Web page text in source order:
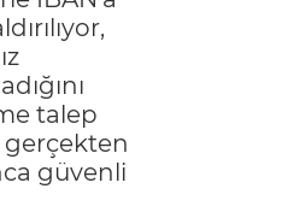
talep
gerçekten
güvenli